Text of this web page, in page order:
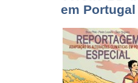
em Portugal